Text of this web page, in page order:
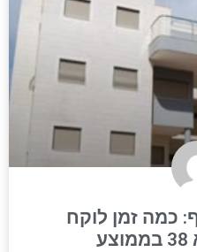
כמה זמן לוקח